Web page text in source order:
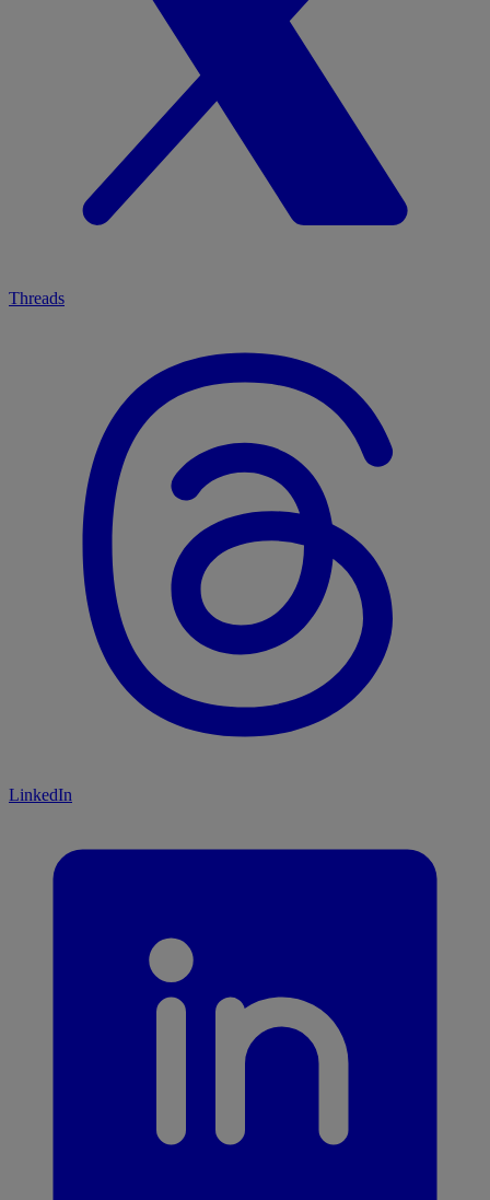
Threads
LinkedIn